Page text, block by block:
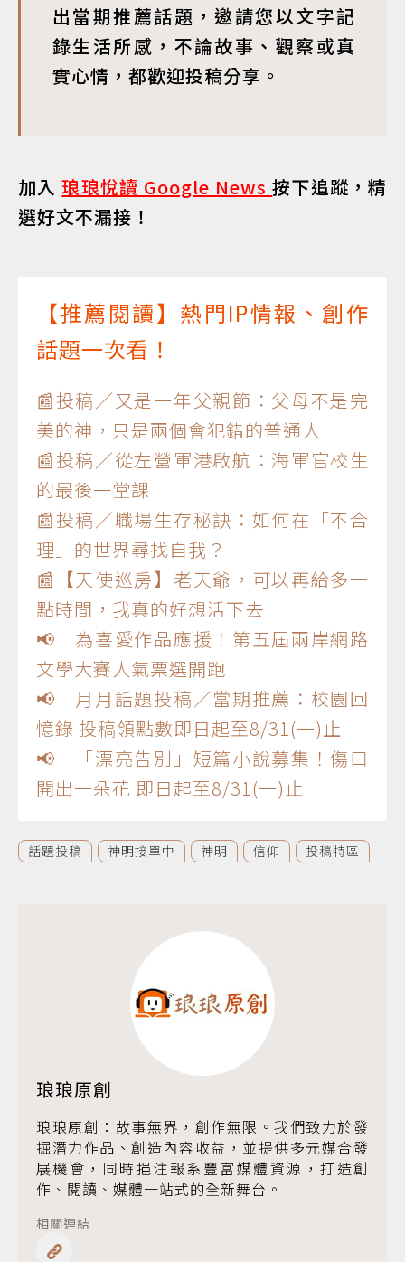
出當期推薦話題，邀請您以文字記
錄生活所感，不論故事、觀察或真
實心情，都歡迎投稿分享。
加入琅琅悅讀 Google News按下追蹤，精
選好文不漏接！
【推薦閱讀】熱門IP情報、創作
話題一次看！
📰投稿／又是一年父親節：父母不是完
美的神，只是兩個會犯錯的普通人
📰投稿／從左營軍港啟航：海軍官校生
的最後一堂課
📰投稿／職場生存秘訣：如何在「不合
理」的世界尋找自我？
📰【天使巡房】老天爺，可以再給多一
點時間，我真的好想活下去
📢 為喜愛作品應援！第五屆兩岸網路
文學大賽人氣票選開跑
📢 月月話題投稿／當期推薦：校園回
憶錄 投稿領點數即日起至8/31(一)止
📢 「漂亮告別」短篇小說募集！傷口
開出一朵花 即日起至8/31(一)止
話題投稿 神明接單中 神明 信仰 投稿特區
琅琅原創
琅琅原創：故事無界，創作無限。我們致力於發
掘潛力作品、創造內容收益，並提供多元媒合發
展機會，同時挹注報系豐富媒體資源，打造創
作、閱讀、媒體一站式的全新舞台。
相關連結